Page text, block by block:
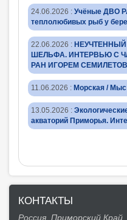
24.06.2026 : Учёные ДВО
теплолюбивых рыб у
22.06.2026 :
ШЕЛЬФА. ИНТЕРВЬЮ С
РАН ИГОРЕМ
11.06.2026 : Морская /
13.05.2026 :
акваторий Приморья.
КОНТАКТЫ
Россия, Приморский Край